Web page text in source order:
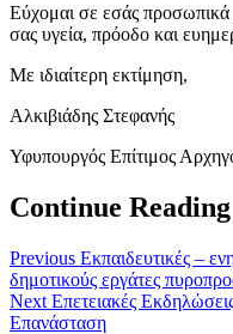
Εύχομαι σε εσάς προσωπικά
σας υγεία, πρόοδο και
Με ιδιαίτερη εκτίμηση,
Αλκιβιάδης Στεφανής
Υφυπουργός Επίτιμος
Continue Reading
Previous Εκπαιδευτικές –
δημοτικούς εργάτες
Next Επετειακές
Επανάσταση